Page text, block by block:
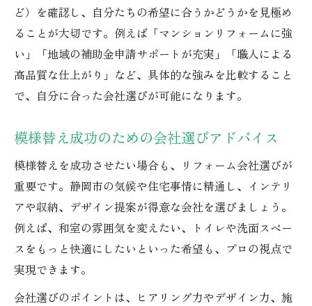
ど）を確認し、自分たちの希望に合うかどうかを見極め
ることが大切です。例えば「マンションリフォームに強
い」「地域の補助金申請サポートが充実」「職人による
高品質な仕上がり」など、具体的な強みを比較すること
で、自分に合った会社選びが可能になります。
模様替え成功のための会社選びアドバイス
模様替えを成功させたい場合も、リフォーム会社選びが
重要です。静岡市の気候や住宅事情に精通し、インテリ
アや収納、デザイン提案が得意な会社を選びましょう。
例えば、和室の雰囲気を変えたい、トイレや洗面スペー
スをもっと快適にしたいといった希望も、プロの視点で
実現できます。
会社選びのポイントは、ヒアリング力やデザイン力、施